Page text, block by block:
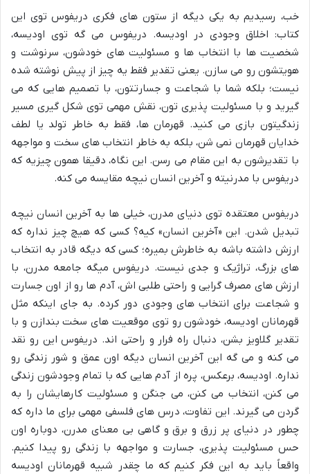
خب، رسیدیم به یکی دیگه از ستون های فکری دریفوس توی این
کتاب: اخلاق وجودی در اودیسه. دریفوس می گه توی اودیسه،
شخصیت ها با انتخاب ها و مسئولیت های خودشون، سرنوشت و
هویتشون رو می سازن. یعنی تقدیر فقط یه چیز از پیش نوشته شده
نیست؛ بلکه شما با شجاعت و جسارتتون، با تصمیم هایی که می
گیرید و با مسئولیت پذیری تون، نقش مهمی توی شکل گیری مسیر
زندگیتون بازی می کنید. قهرمان ها، فقط به خاطر تولد یا لطف
خدایان قهرمان نمی شن، بلکه به خاطر انتخاب های سخت و مواجهه
با تقدیرشون به این مقام می رسن. این نگاه، دقیقا همون چیزیه که
دریفوس با مدرنیته و آخرین انسان نیچه مقایسه می کنه.
دریفوس معتقده توی دنیای مدرن، خیلی ها به آخرین انسان نیچه
تبدیل شدن. این «آخرین انسان» کیه؟ کسی که هیچ چیز نداره که
ارزش داشته باشه به خاطرش بمیره؛ کسی که دیگه قادر به انتخاب
های بزرگ، تراژیک و جدی نیست. دریفوس میگه جامعه مدرن، با
ارزش های مصرف گرایی و راحتی طلبی اش، آدم ها رو از اون جسارت
و شجاعت برای انتخاب های وجودی دور کرده. به جای اینکه مثل
قهرمانان اودیسه، خودشون رو توی موقعیت های سخت بندازن و با
تقدیر گلاویز بشن، دنبال راه فرار و راحتی اند. دریفوس این رو نقد
می کنه و می گه این آخرین انسان دیگه اون عمق و شور زندگی رو
نداره. اودیسه، برعکس، پره از آدم هایی که با تمام وجودشون زندگی
می کنن، انتخاب می کنن، می جنگن و مسئولیت کارهایشان را به
گردن می گیرند. این تفاوت، درس های فلسفی مهمی برای ما داره که
چطور در دنیای پر زرق و برق و گاهی بی معنای مدرن، دوباره اون
حس مسئولیت پذیری، جسارت و مواجهه با زندگی رو پیدا کنیم.
واقعاً باید به این فکر کنیم که ما چقدر شبیه قهرمانان اودیسه